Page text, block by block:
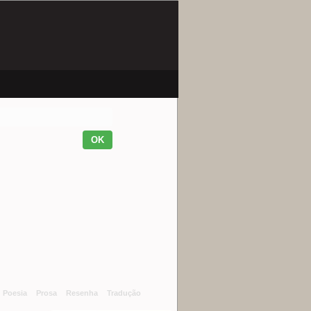
Poesia Prosa Resenha Tradução